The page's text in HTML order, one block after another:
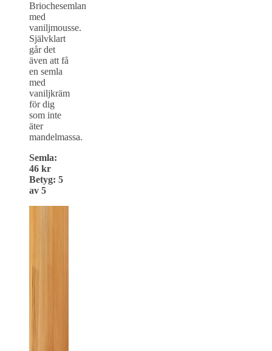
Briochesemlan
med
vaniljmousse.
Självklart
går det
även att få
en semla
med
vaniljkräm
för dig
som inte
äter
mandelmassa.
Semla:
46 kr
Betyg: 5
av 5